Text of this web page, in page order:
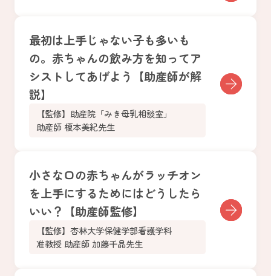
最初は上手じゃない子も多いも
の。赤ちゃんの飲み方を知ってア
シストしてあげよう【助産師が解
説】
【監修】助産院「みき母乳相談室」
助産師 榎本美紀先生
小さな口の赤ちゃんがラッチオン
を上手にするためにはどうしたら
いい？【助産師監修】
【監修】杏林大学保健学部看護学科
准教授 助産師 加藤千晶先生